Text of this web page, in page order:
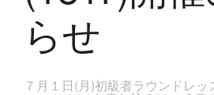
らせ
７月１日(月)初級者ラウンドレ